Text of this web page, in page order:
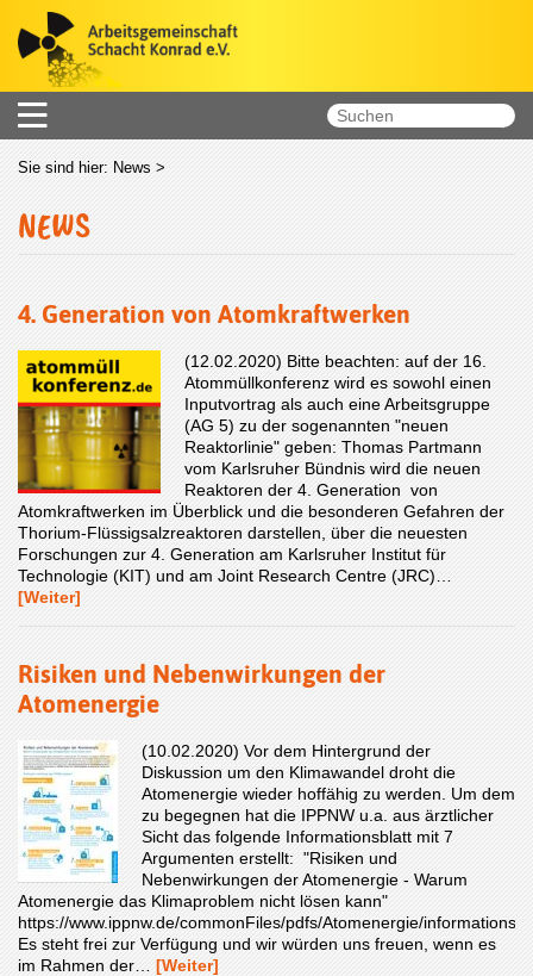
Sie sind hier: News >
NEWS
4. Generation von Atomkraftwerken
(12.02.2020) Bitte beachten: auf der 16.
Atommüllkonferenz wird es sowohl einen
Inputvortrag als auch eine Arbeitsgruppe
(AG 5) zu der sogenannten "neuen
Reaktorlinie" geben: Thomas Partmann
vom Karlsruher Bündnis wird die neuen
Reaktoren der 4. Generation von
Atomkraftwerken im Überblick und die besonderen Gefahren der
Thorium-Flüssigsalzreaktoren darstellen, über die neuesten
Forschungen zur 4. Generation am Karlsruher Institut für
Technologie (KIT) und am Joint Research Centre (JRC)…
[Weiter]
Risiken und Nebenwirkungen der
Atomenergie
(10.02.2020) Vor dem Hintergrund der
Diskussion um den Klimawandel droht die
Atomenergie wieder hoffähig zu werden. Um dem
zu begegnen hat die IPPNW u.a. aus ärztlicher
Sicht das folgende Informationsblatt mit 7
Argumenten erstellt: "Risiken und
Nebenwirkungen der Atomenergie - Warum
Atomenergie das Klimaproblem nicht lösen kann"
https://www.ippnw.de/commonFiles/pdfs/Atomenergie/
Es steht frei zur Verfügung und wir würden uns freuen, wenn es
im Rahmen der… [Weiter]